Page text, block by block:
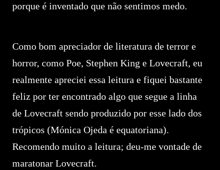
porque é inventado que não sentimos medo.
Como bom apreciador de literatura de terror e
horror, como Poe, Stephen King e Lovecraft, eu
realmente apreciei essa leitura e fiquei bastante
feliz por ter encontrado algo que segue a linha
de Lovecraft sendo produzido por esse lado dos
trópicos (Mónica Ojeda é equatoriana).
Recomendo muito a leitura; deu-me vontade de
maratonar Lovecraft.